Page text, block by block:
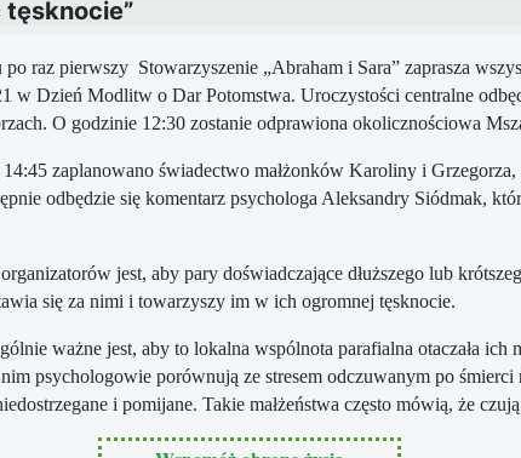
tęsknocie”
raz pierwszy Stowarzyszenie „Abraham i Sara” zaprasza
w Dzień Modlitw o Dar Potomstwa. Uroczystości centralne
O godzinie 12:30 zostanie odprawiona okolicznościowa
zaplanowano świadectwo małżonków Karoliny i
odbędzie się komentarz psychologa Aleksandry Siódmak,
jest, aby pary doświadczające dłuższego lub
się za nimi i towarzyszy im w ich ogromnej tęsknocie.
ważne jest, aby to lokalna wspólnota parafialna otaczała
psychologowie porównują ze stresem odczuwanym po
i pomijane. Takie małżeństwa często mówią, że